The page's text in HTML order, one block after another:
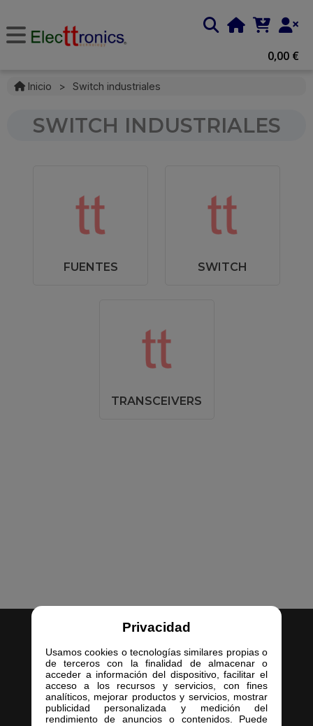
Privacidad
Usamos cookies o tecnologías similares propias o
de terceros con la finalidad de almacenar o
acceder a información del dispositivo, facilitar el
acceso a los recursos y servicios, con fines
analíticos, mejorar productos y servicios, mostrar
publicidad personalizada y medición del
rendimiento de anuncios o contenidos. Puede
0,00 €
Inicio > Switch industriales
SWITCH INDUSTRIALES
FUENTES SWITCH
TRANSCEIVERS
Inicio
Empresa